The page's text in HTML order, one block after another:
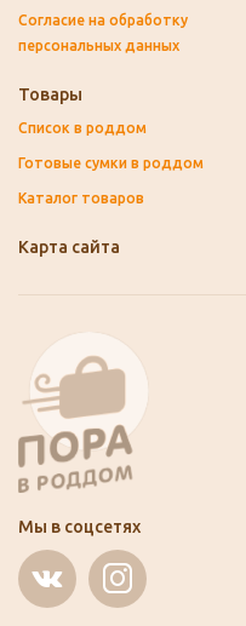
Согласие на обработку
персональных данных
Товары
Список в роддом
Готовые сумки в роддом
Каталог товаров
Карта сайта
Мы в соцсетях